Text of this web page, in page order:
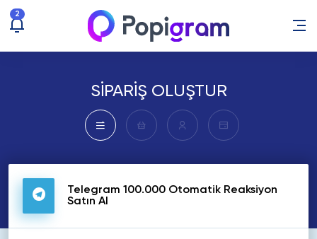
2
SİPARİŞ OLUŞTUR
Telegram 100.000 Otomatik Reaksiyon
Satın Al